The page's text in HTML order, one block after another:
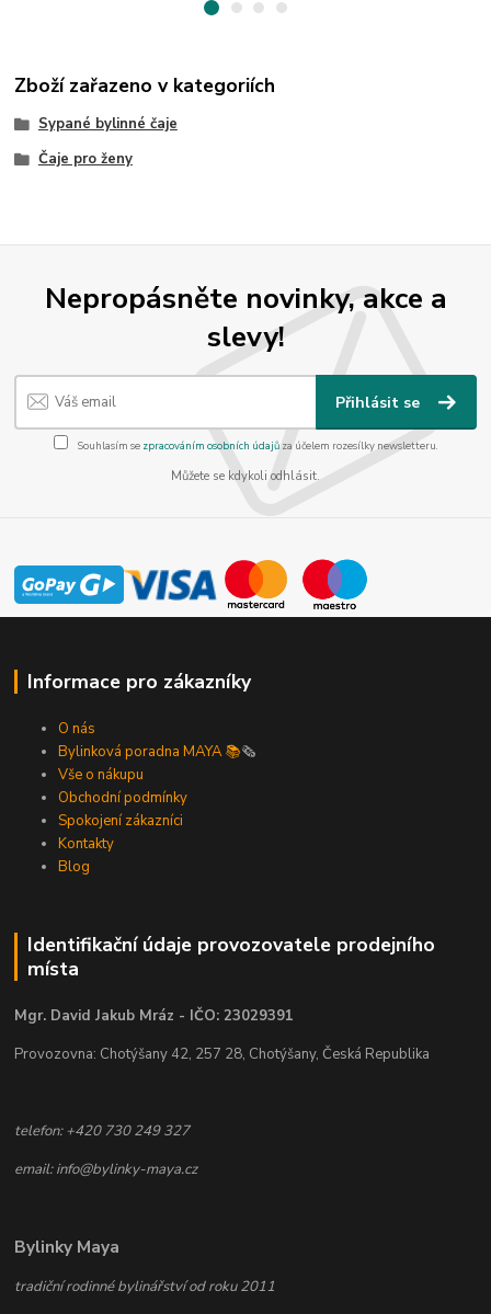
Zboží zařazeno v kategoriích
Sypané bylinné čaje
Čaje pro ženy
Nepropásněte novinky, akce a
slevy!
Přihlásit se
Souhlasím se zpracováním osobních údajůza účelem rozesílky newsletteru.
Můžete se kdykoli odhlásit.
Informace pro zákazníky
O nás
Bylinková poradna MAYA 📚🗞️
Vše o nákupu
Obchodní podmínky
Spokojení zákazníci
Kontakty
Blog
Identifikační údaje provozovatele prodejního
místa
Mgr. David Jakub Mráz - IČO: 23029391
Provozovna: Chotýšany 42, 257 28, Chotýšany, Česká Republika
telefon: +420 730 249 327
email: info@bylinky-maya.cz
Bylinky Maya
tradiční rodinné bylinářství od roku 2011